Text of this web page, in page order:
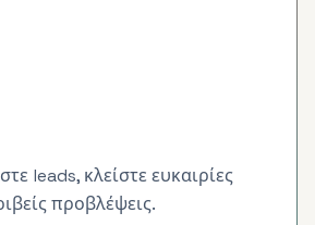
leads, κλείστε ευκαιρίες
προβλέψεις.